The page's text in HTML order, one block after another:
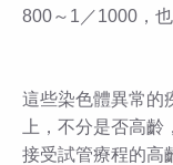
800～1／1000，
這些染色體異常的
上，不分是否高
接受試管療程的高